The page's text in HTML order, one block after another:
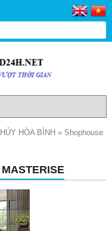
HÒA BÌNH » Shophouse